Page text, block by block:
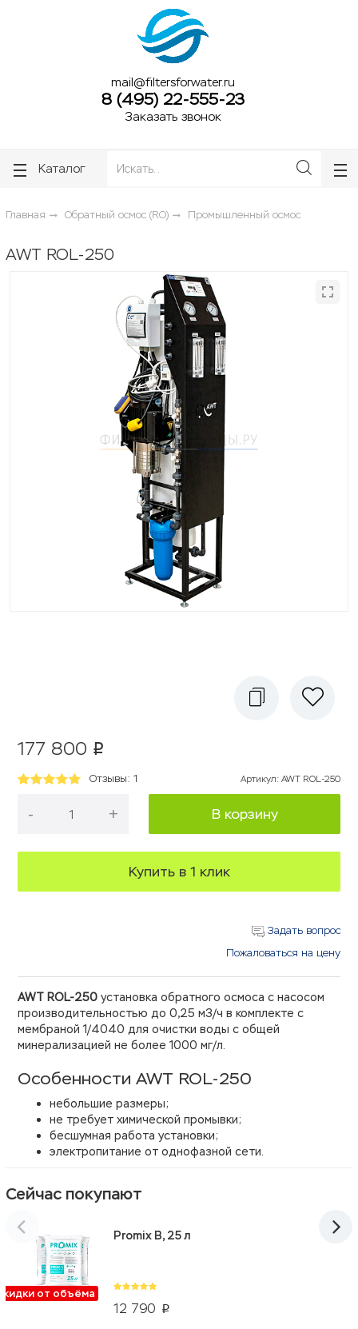
mail@filtersforwater.ru
8 (495) 22-555-23
Заказать звонок
Каталог
Главная Обратный осмос (RO) Промышленный осмос
AWT ROL-250
177 800 p
Отзывы: 1 Артикул: AWT ROL-250
- + В корзину
Купить в 1 клик
Задать вопрос
Пожаловаться на цену
AWT ROL-250 установка обратного осмоса с насосом
производительностью до 0,25 м3/ч в комплекте с
мембраной 1/4040 для очистки воды с общей
минерализацией не более 1000 мг/л.
Особенности AWT ROL-250
небольшие размеры;
не требует химической промывки;
бесшумная работа установки;
электропитание от однофазной сети.
Сейчас покупают
от объёма
12 790 p
Promix B, 25 л